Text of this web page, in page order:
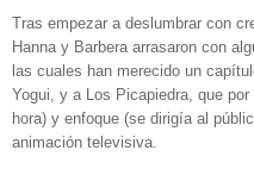
Tras empezar a deslumbrar con
Hanna y Barbera arrasaron con
las cuales han merecido un
Yogui, y a Los Picapiedra, que
hora) y enfoque (se dirigía al
animación televisiva.